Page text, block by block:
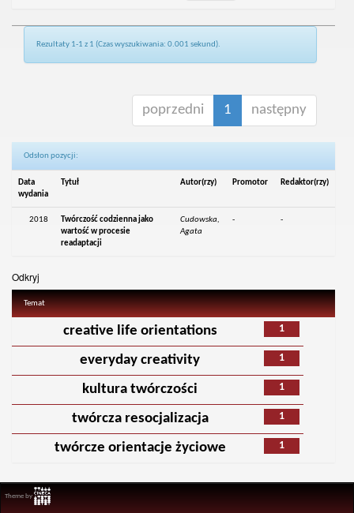
Rezultaty 1-1 z 1 (Czas wyszukiwania: 0.001 sekund).
poprzedni 1 następny
Odsłon pozycji:
Data
wydania
Tytuł Autor(rzy) Promotor Redaktor(rzy)
2018
Twórczość codzienna jako
wartość w procesie
readaptacji
Cudowska,
Agata
- -
Odkryj
Temat
1
creative life orientations
1
everyday creativity
1
kultura twórczości
1
twórcza resocjalizacja
1
twórcze orientacje życiowe
Theme by